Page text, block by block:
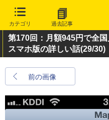
カテゴリ 過去記事
第170回：月額945円で全国
スマホ版の詳しい話(29/30)
前の画像